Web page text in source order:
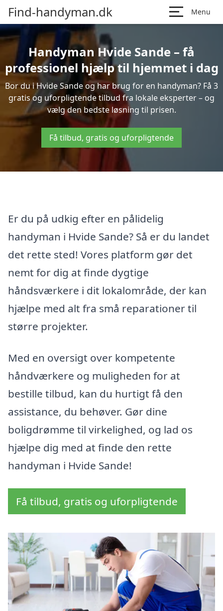
Find-handyman.dk Menu
Handyman Hvide Sande – få
professionel hjælp til hjemmet i dag
Bor du i Hvide Sande og har brug for en handyman? Få 3
gratis og uforpligtende tilbud fra lokale eksperter – og
vælg den bedste løsning til prisen.
Få tilbud, gratis og uforpligtende
Er du på udkig efter en pålidelig
handyman i Hvide Sande? Så er du landet
det rette sted! Vores platform gør det
nemt for dig at finde dygtige
håndsværkere i dit lokalområde, der kan
hjælpe med alt fra små reparationer til
større projekter.
Med en oversigt over kompetente
håndværkere og muligheden for at
bestille tilbud, kan du hurtigt få den
assistance, du behøver. Gør dine
boligdrømme til virkelighed, og lad os
hjælpe dig med at finde den rette
handyman i Hvide Sande!
Få tilbud, gratis og uforpligtende